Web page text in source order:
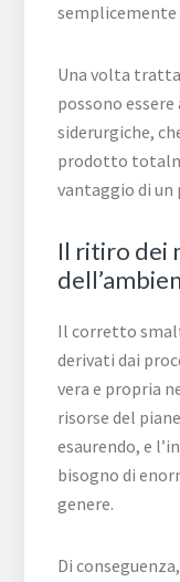
Una volta
possono
siderurgiche,
prodotto
vantaggio di un
Il ritiro dei
Il corretto
derivati dai
vera e propria
risorse del
esaurendo, e
bisogno di
genere.
Di